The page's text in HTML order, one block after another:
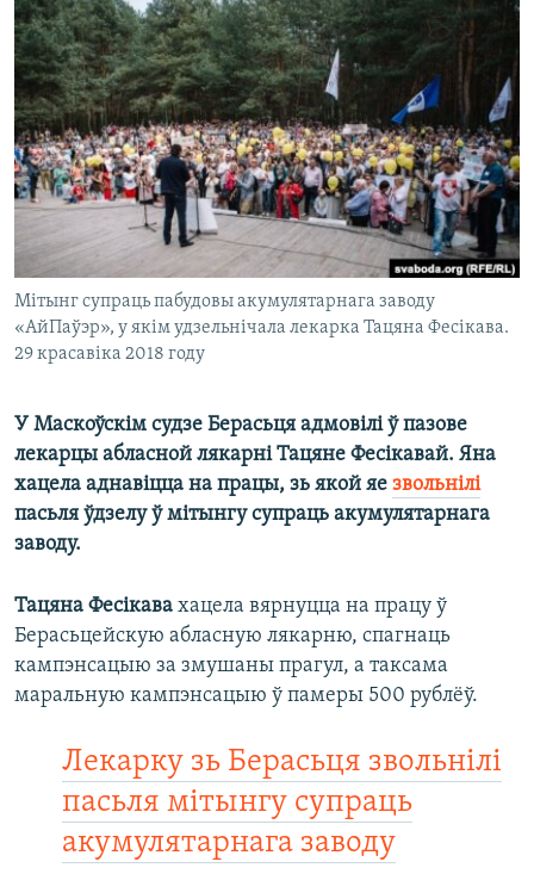
КУЛЬТУРА
КАЛЯНДАР
МОВА
НА ХВАЛЯХ СВАБОДЫ
Мітынг супраць пабудовы акумулятарнага заводу
«АйПаўэр», у якім удзельнічала лекарка Тацяна Фесікава.
29 красавіка 2018 году
У Маскоўскім судзе Берасьця адмовілі ў пазове
лекарцы абласной лякарні Тацяне Фесікавай. Яна
хацела аднавіцца на працы, зь якой яе звольнілі
пасьля ўдзелу ў мітынгу супраць акумулятарнага
заводу.
Тацяна Фесікава хацела вярнуцца на працу ў
Берасьцейскую абласную лякарню, спагнаць
кампэнсацыю за змушаны прагул, а таксама
маральную кампэнсацыю ў памеры 500 рублёў.
Лекарку зь Берасьця звольнілі
пасьля мітынгу супраць
акумулятарнага заводу